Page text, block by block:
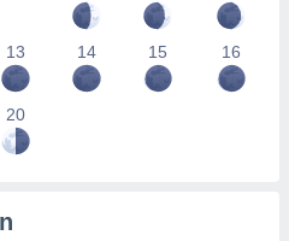
13 14 15 16
20